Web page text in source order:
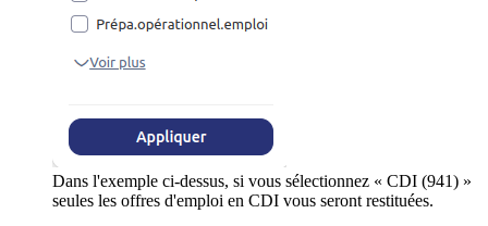
Dans l'exemple ci-dessus, si vous sélectionnez « CDI (941) »
seules les offres d'emploi en CDI vous seront restituées.